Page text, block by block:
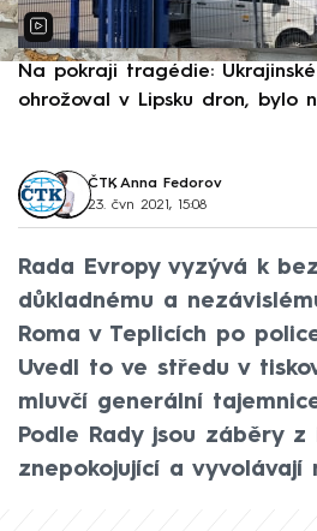
Na pokraji tragédie:
ohrožoval v Lipsku dron, bylo
ČTK, Anna Fedorov
23. čvn 2021, 15:08
Rada Evropy vyzývá k
důkladnému a
Roma v Teplicích po
Uvedl to ve středu v
mluvčí generální
Podle Rady jsou záběry z
znepokojující a vyvolávají